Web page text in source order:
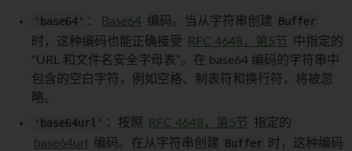
'base64' ： Base64 编码。当从字符串创建 Buffer
时，这种编码也能正确接受
RFC 4648，第5节
中指定的
“URL 和文件名安全字母表”。在 base64 编码的字符串中
包含的空白字符，例如空格、制表符和换行符，将被忽
略。
'base64url' ：按照 RFC 4648，第5节
指定的
base64url
编码。在从字符串创建 Buffer
时，这种编码